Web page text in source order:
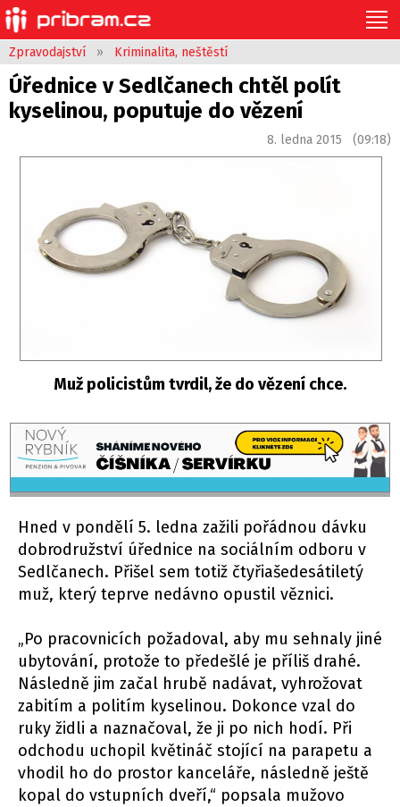
Zpravodajství » Kriminalita, neštěstí
Úřednice v Sedlčanech chtěl polít
kyselinou, poputuje do vězení
8. ledna 2015 (09:18)
Muž policistům tvrdil, že do vězení chce.
Hned v pondělí 5. ledna zažili pořádnou dávku
dobrodružství úřednice na sociálním odboru v
Sedlčanech. Přišel sem totiž čtyřiašedesátiletý
muž, který teprve nedávno opustil věznici.
„Po pracovnicích požadoval, aby mu sehnaly jiné
ubytování, protože to předešlé je příliš drahé.
Následně jim začal hrubě nadávat, vyhrožovat
zabitím a politím kyselinou. Dokonce vzal do
ruky židli a naznačoval, že ji po nich hodí. Při
odchodu uchopil květináč stojící na parapetu a
vhodil ho do prostor kanceláře, následně ještě
kopal do vstupních dveří,“ popsala mužovo